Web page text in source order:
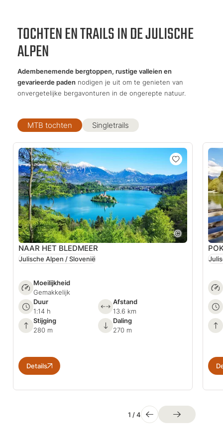
TOCHTEN EN TRAILS IN DE JULISCHE
ALPEN
Adembenemende bergtoppen, rustige valleien en
gevarieerde paden nodigen je uit om te genieten van
onvergetelijke bergavonturen in de ongerepte natuur.
MTB tochten Singletrails
NAAR HET BLEDMEER
Julische Alpen / Slovenië
Moeilijkheid
Gemakkelijk
Duur
1:14 h
Afstand
13.6 km
Stijging
280 m
Daling
270 m
Details
1 /4